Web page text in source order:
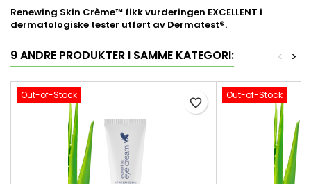
Renewing Skin Crème™ fikk vurderingen EXCELLENT i
dermatologiske tester utført av Dermatest®.
9 ANDRE PRODUKTER I SAMME KATEGORI: >
<
Out-of-Stock
favorite_border
Out-of-Stock